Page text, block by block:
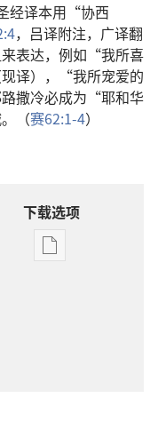
经译本用“协西
，吕译附注，广译翻
表达，例如“我所喜
译），“我所宠爱的
撒冷必成为“耶和华
（赛62:1-4）
下载选项
出